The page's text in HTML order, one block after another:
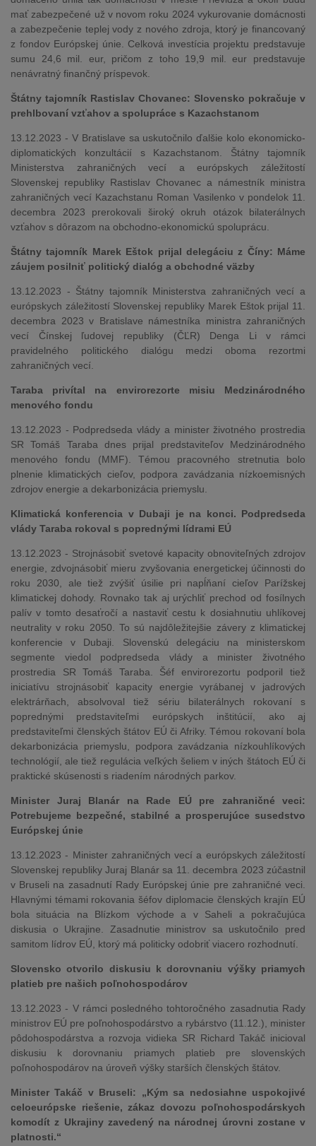
mať zabezpečené už v novom roku 2024 vykurovanie domácnosti
a zabezpečenie teplej vody z nového zdroja, ktorý je financovaný
z fondov Európskej únie. Celková investícia projektu predstavuje
sumu 24,6 mil. eur, pričom z toho 19,9 mil. eur predstavuje
nenávratný finančný príspevok.
Štátny tajomník Rastislav Chovanec: Slovensko pokračuje v
prehlbovaní vzťahov a spolupráce s Kazachstanom
13.12.2023 - V Bratislave sa uskutočnilo ďalšie kolo ekonomicko-
diplomatických konzultácií s Kazachstanom. Štátny tajomník
Ministerstva zahraničných vecí a európskych záležitostí
Slovenskej republiky Rastislav Chovanec a námestník ministra
zahraničných vecí Kazachstanu Roman Vasilenko v pondelok 11.
decembra 2023 prerokovali široký okruh otázok bilaterálnych
vzťahov s dôrazom na obchodno-ekonomickú spoluprácu.
Štátny tajomník Marek Eštok prijal delegáciu z Číny: Máme
záujem posilniť politický dialóg a obchodné väzby
13.12.2023 - Štátny tajomník Ministerstva zahraničných vecí a
európskych záležitostí Slovenskej republiky Marek Eštok prijal 11.
decembra 2023 v Bratislave námestníka ministra zahraničných
vecí Čínskej ľudovej republiky (ČĽR) Denga Li v rámci
pravidelného politického dialógu medzi oboma rezortmi
zahraničných vecí.
Taraba privítal na envirorezorte misiu Medzinárodného
menového fondu
13.12.2023 - Podpredseda vlády a minister životného prostredia
SR Tomáš Taraba dnes prijal predstaviteľov Medzinárodného
menového fondu (MMF). Témou pracovného stretnutia bolo
plnenie klimatických cieľov, podpora zavádzania nízkoemisných
zdrojov energie a dekarbonizácia priemyslu.
Klimatická konferencia v Dubaji je na konci. Podpredseda
vlády Taraba rokoval s poprednými lídrami EÚ
13.12.2023 - Strojnásobiť svetové kapacity obnoviteľných zdrojov
energie, zdvojnásobiť mieru zvyšovania energetickej účinnosti do
roku 2030, ale tiež zvýšiť úsilie pri napĺňaní cieľov Parížskej
klimatickej dohody. Rovnako tak aj urýchliť prechod od fosílnych
palív v tomto desaťročí a nastaviť cestu k dosiahnutiu uhlíkovej
neutrality v roku 2050. To sú najdôležitejšie závery z klimatickej
konferencie v Dubaji. Slovenskú delegáciu na ministerskom
segmente viedol podpredseda vlády a minister životného
prostredia SR Tomáš Taraba. Šéf envirorezortu podporil tiež
iniciatívu strojnásobiť kapacity energie vyrábanej v jadrových
elektrárňach, absolvoval tiež sériu bilaterálnych rokovaní s
poprednými predstaviteľmi európskych inštitúcií, ako aj
predstaviteľmi členských štátov EÚ či Afriky. Témou rokovaní bola
dekarbonizácia priemyslu, podpora zavádzania nízkouhlíkových
technológií, ale tiež regulácia veľkých šeliem v iných štátoch EÚ či
praktické skúsenosti s riadením národných parkov.
Minister Juraj Blanár na Rade EÚ pre zahraničné veci:
Potrebujeme bezpečné, stabilné a prosperujúce susedstvo
Európskej únie
13.12.2023 - Minister zahraničných vecí a európskych záležitostí
Slovenskej republiky Juraj Blanár sa 11. decembra 2023 zúčastnil
v Bruseli na zasadnutí Rady Európskej únie pre zahraničné veci.
Hlavnými témami rokovania šéfov diplomacie členských krajín EÚ
bola situácia na Blízkom východe a v Saheli a pokračujúca
diskusia o Ukrajine. Zasadnutie ministrov sa uskutočnilo pred
samitom lídrov EÚ, ktorý má politicky odobriť viacero rozhodnutí.
Slovensko otvorilo diskusiu k dorovnaniu výšky priamych
platieb pre našich poľnohospodárov
13.12.2023 - V rámci posledného tohtoročného zasadnutia Rady
ministrov EÚ pre poľnohospodárstvo a rybárstvo (11.12.), minister
pôdohospodárstva a rozvoja vidieka SR Richard Takáč inicioval
diskusiu k dorovnaniu priamych platieb pre slovenských
poľnohospodárov na úroveň výšky starších členských štátov.
Minister Takáč v Bruseli: „Kým sa nedosiahne uspokojivé
celoeurópske riešenie, zákaz dovozu poľnohospodárskych
komodít z Ukrajiny zavedený na národnej úrovni zostane v
platnosti.“